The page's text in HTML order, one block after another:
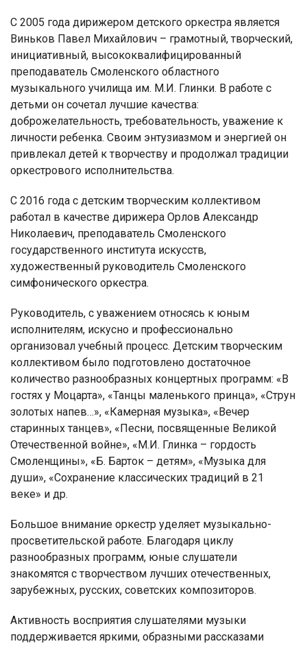
С 2005 года дирижером детского оркестра является
Виньков Павел Михайлович – грамотный, творческий,
инициативный, высококвалифицированный
преподаватель Смоленского областного
музыкального училища им. М.И. Глинки. В работе с
детьми он сочетал лучшие качества:
доброжелательность, требовательность, уважение к
личности ребенка. Своим энтузиазмом и энергией он
привлекал детей к творчеству и продолжал традиции
оркестрового исполнительства.
С 2016 года с детским творческим коллективом
работал в качестве дирижера Орлов Александр
Николаевич, преподаватель Смоленского
государственного института искусств,
художественный руководитель Смоленского
симфонического оркестра.
Руководитель, с уважением относясь к юным
исполнителям, искусно и профессионально
организовал учебный процесс. Детским творческим
коллективом было подготовлено достаточное
количество разнообразных концертных программ: «В
гостях у Моцарта», «Танцы маленького принца», «Струн
золотых напев…», «Камерная музыка», «Вечер
старинных танцев», «Песни, посвященные Великой
Отечественной войне», «М.И. Глинка – гордость
Смоленщины», «Б. Барток – детям», «Музыка для
души», «Сохранение классических традиций в 21
веке» и др.
Большое внимание оркестр уделяет музыкально-
просветительской работе. Благодаря циклу
разнообразных программ, юные слушатели
знакомятся с творчеством лучших отечественных,
зарубежных, русских, советских композиторов.
Активность восприятия слушателями музыки
поддерживается яркими, образными рассказами